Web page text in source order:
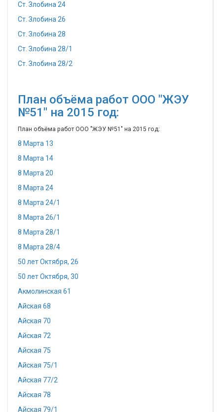
Ст. Злобина 24
Ст. Злобина 26
Ст. Злобина 28
Ст. Злобина 28/1
Ст. Злобина 28/2
План объёма работ ООО "ЖЭУ
№51" на 2015 год:
План объёма работ ООО "ЖЭУ №51" на 2015 год:
8 Марта 13
8 Марта 14
8 Марта 20
8 Марта 24
8 Марта 24/1
8 Марта 26/1
8 Марта 28/1
8 Марта 28/4
50 лет Октября, 26
50 лет Октября, 30
Акмолинская 61
Айская 68
Айская 70
Айская 72
Айская 75
Айская 75/1
Айская 77/2
Айская 78
Айская 79/1